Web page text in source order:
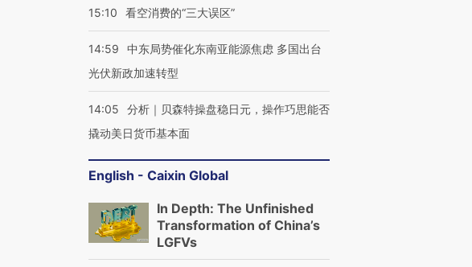
15:10 看空消费的“三大误区”
14:59
中东局势催化东南亚能源焦虑 多国出台
光伏新政加速转型
14:05
分析｜贝森特操盘稳日元，操作巧思能否
撬动美日货币基本面
English - Caixin Global
In Depth: The Unfinished
Transformation of China’s
LGFVs